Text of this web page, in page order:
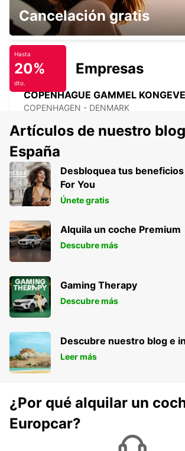
HERLEV
HERLEV - DENMARK
COPENHAGUE GAMMEL
COPENHAGEN - DENMARK
ALBERTSLUND
ALBERTSLUND - DENMARK
Cancelación gratis
Hasta
20%
dto.
Empresas
Artículos de nuestro
España
Desbloquea tus
For You
Únete gratis
Alquila un coche Premium
Descubre más
Gaming Therapy
Descubre más
Descubre nuestro blog e
Leer más
¿Por qué alquilar un
Europcar?